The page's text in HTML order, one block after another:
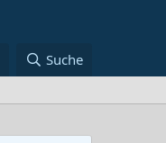
Suche